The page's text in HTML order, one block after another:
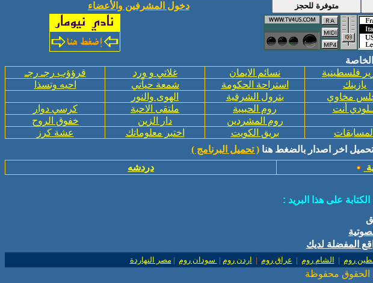
دخول المشرفين والأعضاء
فلسطينية نسائم الايمان غلاتي و ورد
قرؤؤب رجـ رجـ
يازينك استراحة الحكومة شمعة حيآتي
احيه وتسذا
مخاوي بترول الشرقية
الهوى والنور
أنت روم الحبيبة ملتقى الاحبة
كرسي دوار
روم المشردين دار الزين
خفوق الروح
المسابقات بريق الكويت اختبر معلوماتك
عشة كرز
تحميل اخر اصدار بالضغط هنا ( تحميل البرنامج )
دردشه
على هذا البريد :
المفضلة لديك
روم..
| الشام روم..
| عراق روم..
| اردن روم.
| سودان روم .
| مصر النهاردة
الحقوق محفوظة